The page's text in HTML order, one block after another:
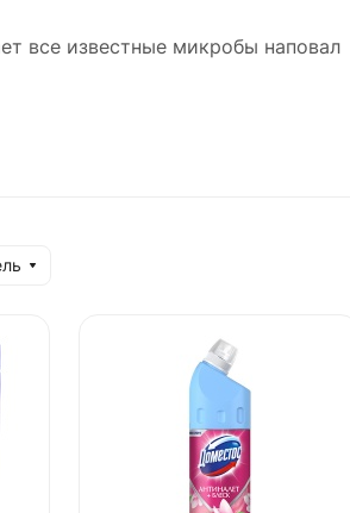
все известные микробы наповал